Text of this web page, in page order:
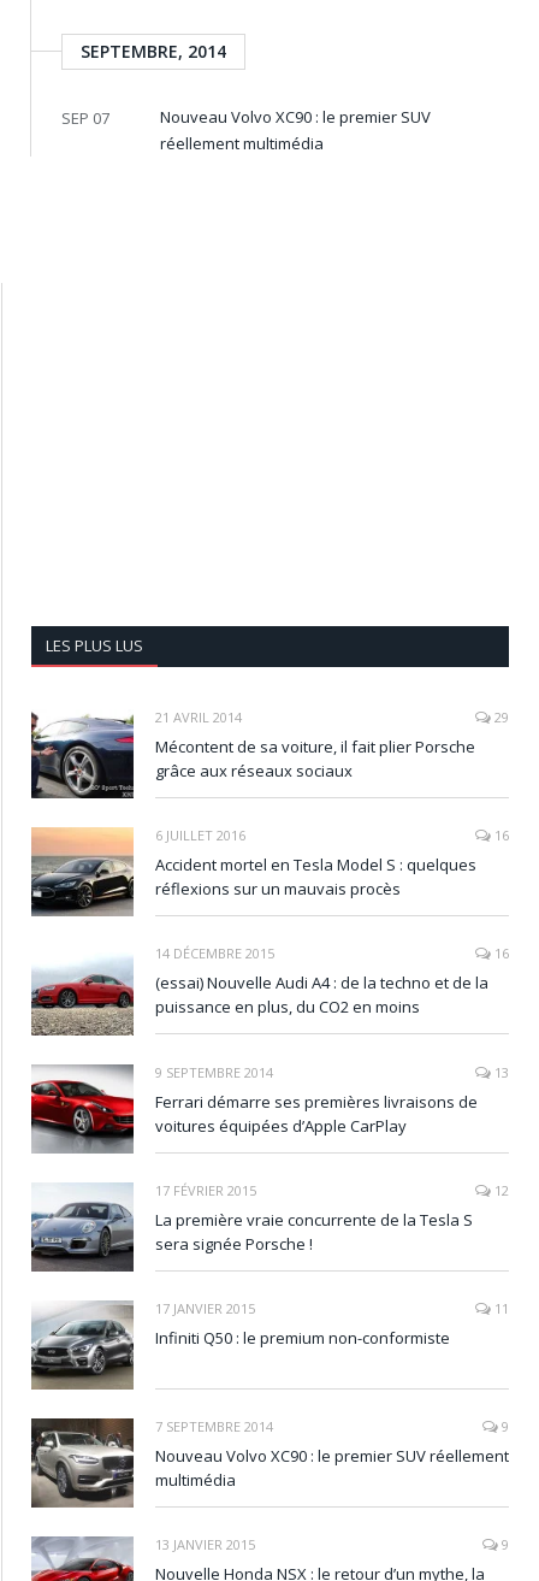
SEPTEMBRE, 2014
SEP 07
Nouveau Volvo XC90 : le premier SUV
réellement multimédia
LES PLUS LUS
21 AVRIL 2014 29
Mécontent de sa voiture, il fait plier Porsche
grâce aux réseaux sociaux
6 JUILLET 2016 16
Accident mortel en Tesla Model S : quelques
réflexions sur un mauvais procès
14 DÉCEMBRE 2015 16
(essai) Nouvelle Audi A4 : de la techno et de la
puissance en plus, du CO2 en moins
9 SEPTEMBRE 2014 13
Ferrari démarre ses premières livraisons de
voitures équipées d’Apple CarPlay
17 FÉVRIER 2015 12
La première vraie concurrente de la Tesla S
sera signée Porsche !
17 JANVIER 2015 11
Infiniti Q50 : le premium non-conformiste
7 SEPTEMBRE 2014 9
Nouveau Volvo XC90 : le premier SUV réellement
multimédia
13 JANVIER 2015 9
Nouvelle Honda NSX : le retour d’un mythe, la